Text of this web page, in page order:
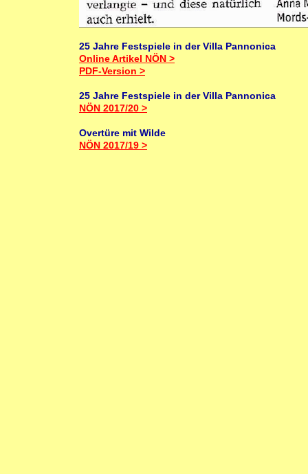
25 Jahre Festspiele in der Villa Pannonica
Online Artikel NÖN >
PDF-Version >
25 Jahre Festspiele in der Villa Pannonica
NÖN 2017/20 >
Overtüre mit Wilde
NÖN 2017/19 >